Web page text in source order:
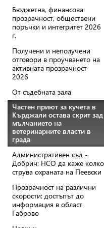
Бюджетна, финансова
прозрачност, обществени
поръчки и интегритет 2026
г.
Получени и неполучени
отговори в проучването на
активната прозрачност
2026
От съдебната зала
Частен приют за кучета в
Кърджали остава скрит зад
мълчанието на
ветеринарните власти в
града
Административен съд -
Добрич: НСО да каже колко
струва охраната на Пеевски
Прозрачност на различни
скорости: достъпът до
информация в област
Габрово